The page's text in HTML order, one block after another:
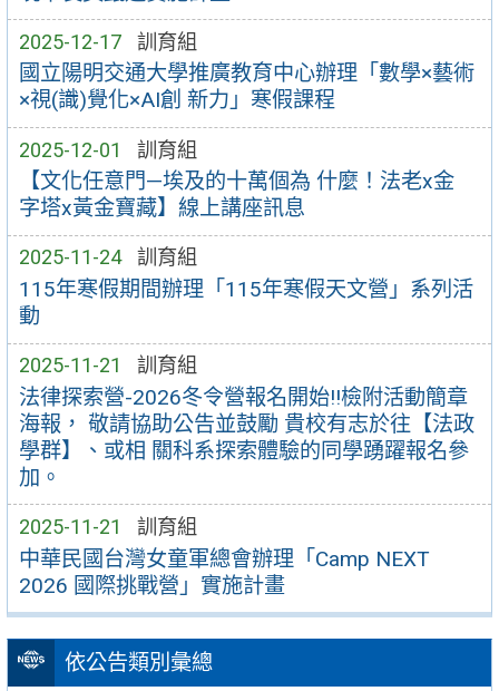
2025-12-17 訓育組
國立陽明交通大學推廣教育中心辦理「數學×藝術
×視(識)覺化×AI創 新力」寒假課程
2025-12-01 訓育組
【文化任意門—埃及的十萬個為 什麼！法老x金
字塔x黃金寶藏】線上講座訊息
2025-11-24 訓育組
115年寒假期間辦理「115年寒假天文營」系列活
動
2025-11-21 訓育組
法律探索營-2026冬令營報名開始!!檢附活動簡章
海報， 敬請協助公告並鼓勵 貴校有志於往【法政
學群】、或相 關科系探索體驗的同學踴躍報名參
加。
2025-11-21 訓育組
中華民國台灣女童軍總會辦理「Camp NEXT
2026 國際挑戰營」實施計畫
依公告類別彙總